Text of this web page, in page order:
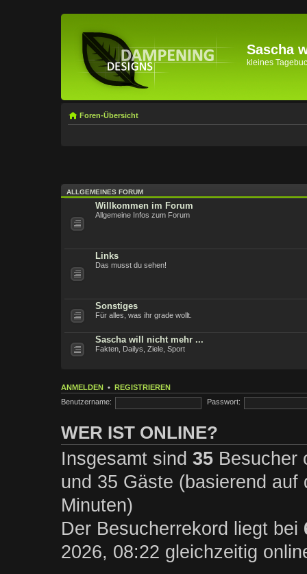
Sascha
kleines
Foren-Übersicht
ALLGEMEINES FORUM
Willkommen im Forum
Allgemeine Infos zum Forum
Links
Das musst du sehen!
Sonstiges
Für alles, was ihr grade wollt.
Sascha will nicht mehr ...
Fakten, Dailys, Ziele, Sport
ANMELDEN• REGISTRIEREN
Benutzername:
Passwort:
WER IST ONLINE?
Insgesamt sind 35Besucher
und 35 Gäste (basierend
Minuten)
Der Besucherrekord liegt bei
2026, 08:22 gleichzeitig